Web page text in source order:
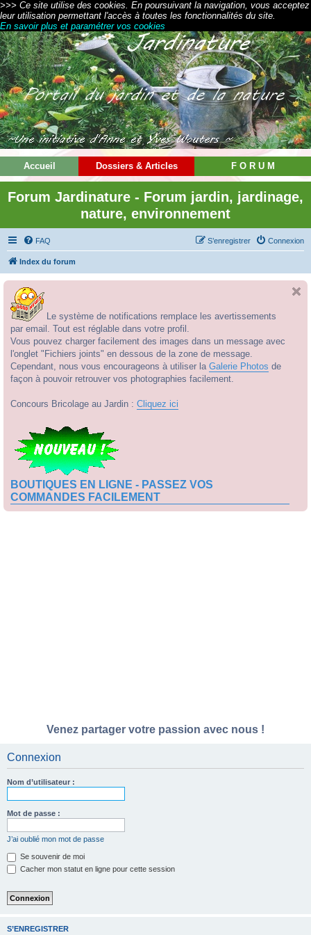
>>> Ce site utilise des cookies. En poursuivant la navigation, vous acceptez
leur utilisation permettant l'accès à toutes les fonctionnalités du site.
En savoir plus et paramétrer vos cookies
Accueil Dossiers & Articles F O R U M
Forum Jardinature - Forum jardin, jardinage,
nature, environnement
FAQ Connexion
S’enregistrer
Index du forum
Le système de notifications remplace les avertissements
par email. Tout est réglable dans votre profil.
Vous pouvez charger facilement des images dans un message avec
l'onglet "Fichiers joints" en dessous de la zone de message.
Cependant, nous vous encourageons à utiliser la Galerie Photos de
façon à pouvoir retrouver vos photographies facilement.
Concours Bricolage au Jardin : Cliquez ici
BOUTIQUES EN LIGNE - PASSEZ VOS
COMMANDES FACILEMENT
Venez partager votre passion avec nous !
Connexion
Nom d’utilisateur :
Mot de passe :
J’ai oublié mon mot de passe
Se souvenir de moi
Cacher mon statut en ligne pour cette session
S’ENREGISTRER